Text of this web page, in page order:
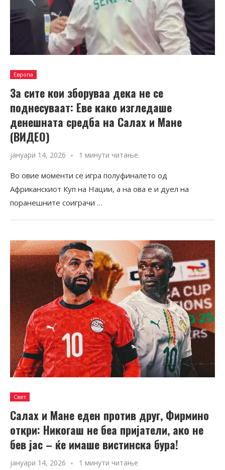
Европа
За сите кои зборуваа дека не се
поднесуваат: Еве како изгледаше
денешната средба на Салах и Мане
(ВИДЕО)
јануари 14, 2026 1 минути читање
Во овие моменти се игра полуфиналето од
Африканскиот Куп на Нации, а на ова е и дуел на
поранешните соиграчи …
Свет
Салах и Мане еден против друг, Фирмино
откри: Никогаш не беа пријатели, ако не
бев јас – ќе имаше вистинска бура!
јануари 14, 2026 1 минути читање